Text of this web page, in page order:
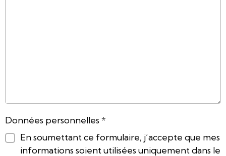
Données personnelles
En soumettant ce formulaire, j’accepte que mes
informations soient utilisées uniquement dans le